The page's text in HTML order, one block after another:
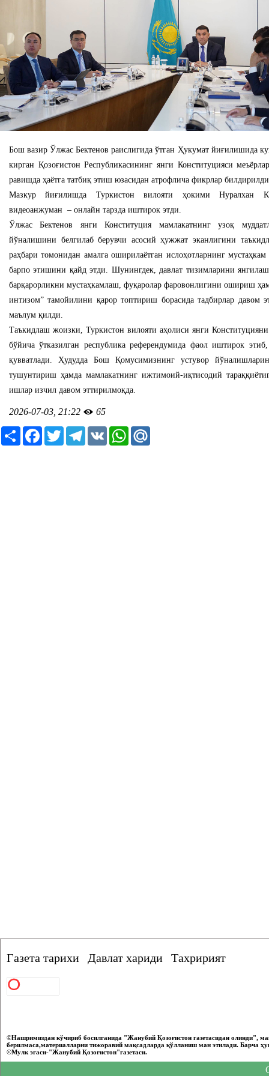
Бош вазир Ўлжас Бектенов раислигида ўтган Ҳукумат йиғилишида
кирган Қозоғистон Республикасининг янги Конституцияси
равишда ҳаётга татбиқ этиш юзасидан атрофлича фикрлар
Мазкур йиғилишда Туркистон вилояти ҳокими Нуралхан
видеоанжуман – онлайн тарзда иштирок этди.
Ўлжас Бектенов янги Конституция мамлакатнинг узоқ
йўналишини белгилаб берувчи асосий ҳужжат эканлигини
раҳбари томонидан амалга оширилаётган ислоҳотларнинг
барпо этишини қайд этди. Шунингдек, давлат тизимларини
барқарорликни мустаҳкамлаш, фуқаролар фаровонлигини ошириш
интизом” тамойилини қарор топтириш борасида тадбирлар давом
маълум қилди.
Таъкидлаш жоизки, Туркистон вилояти аҳолиси янги
бўйича ўтказилган республика референдумида фаол иштирок
қувватлади. Ҳудудда Бош Қомусимизнинг устувор
тушунтириш ҳамда мамлакатнинг ижтимоий-иқтисодий
ишлар изчил давом эттирилмоқда.
2026-07-03, 21:22
65
РесурсFacebook
TwitterTelegram
VK WhatsApp
Газета тарихи Давлат хариди Тахририят
©Нашримиздан кўчириб босилганида "Жанубий Қозоғистон газетасидан олинди",
берилмаса,материалларни тижоравий мақсадларда қўлланиш ман этилади. Барча
©Мулк эгаси-"Жанубий Қозоғистон"газетаси.